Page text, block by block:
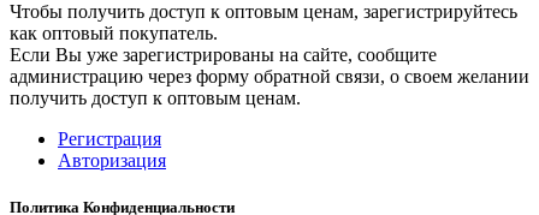
Чтобы получить доступ к оптовым ценам, зарегистрируйтесь
как оптовый покупатель.
Если Вы уже зарегистрированы на сайте, сообщите
администрацию через форму обратной связи, о своем желании
получить доступ к оптовым ценам.
Регистрация
Авторизация
Политика Конфиденциальности